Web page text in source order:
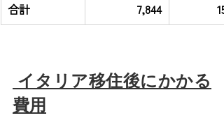
合計
7,844
イタリア移住後にかかる
費用